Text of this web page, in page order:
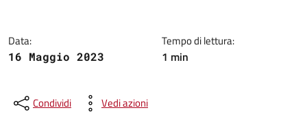
Data:
16 Maggio 2023
Tempo di lettura:
1 min
Condividi Vedi azioni